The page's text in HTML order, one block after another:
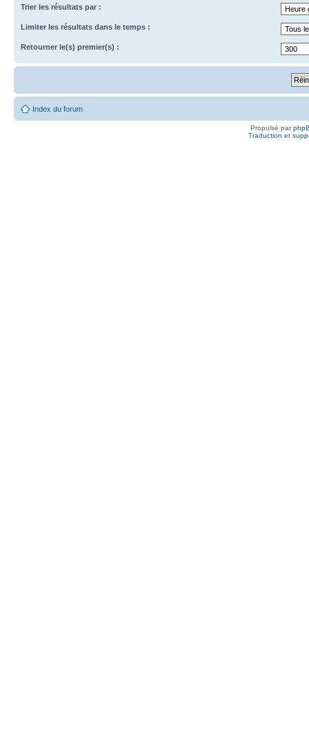
Trier les résultats par :
Limiter les résultats dans le temps :
Retourner le(s) premier(s) :
Index du forum
Propulsé par
Traduction et